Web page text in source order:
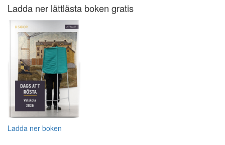
Ladda ner lättlästa boken gratis
Ladda ner boken